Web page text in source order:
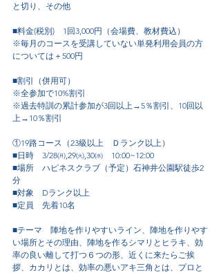
と切り、その他
■料金(税別)　1回3,000円（会場費、教材費込）
※毎月のコースを受講していない単発利用会員の方
については＋500円
■割引（併用可）
※全参加で10%割引
※過去特訓の累計参加が3回以上→5％割引、10回以
上→10％割引
①19路コース（23級以上　Ｄランク以上）
■日時　3/28㈪,29㈫,30㈬　10:00~12:00
■場所　ハピネスクラブ（予定）石神井公園駅徒歩2
分
■対象　Dランク以上
■定員　先着10名
■テーマ　陣地を作りやすいライン、陣地を作りやす
い場所とその理由、陣地を作るシマリとヒラキ、効
率の良い離して打つ６つの形、近くに来たらご挨
拶、カカリとは、効率の悪いアキ三角とは、プロと